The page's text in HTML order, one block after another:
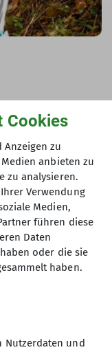
(Jako)
Cookies
zu
anbieten zu
zu analysieren.
Verwendung
Medien,
führen diese
Daten
oder die sie
haben.
Nutzerdaten und